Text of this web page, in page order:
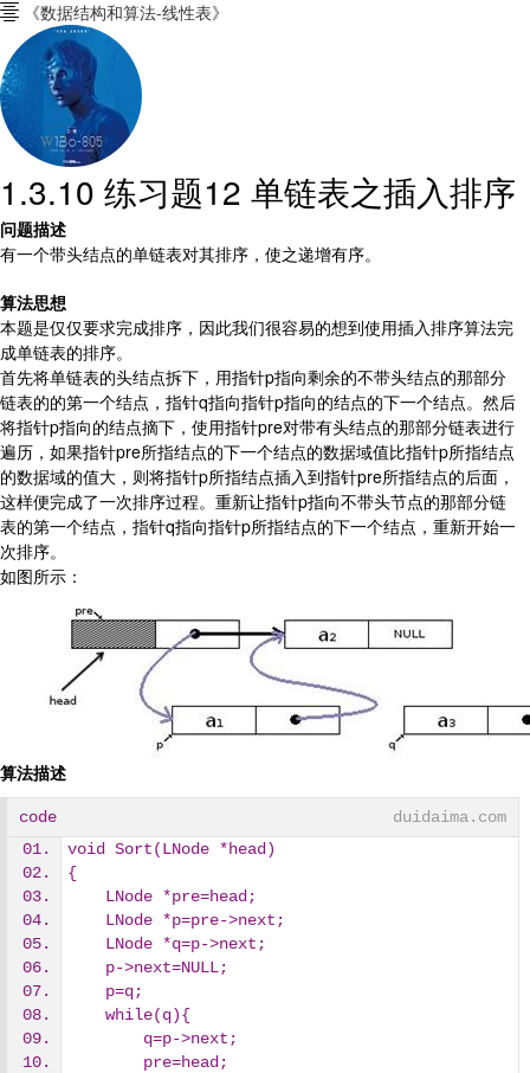
 《数据结构和算法-线性表》
1.3.10 练习题12 单链表之插入排序
问题描述
有一个带头结点的单链表对其排序，使之递增有序。
算法思想
本题是仅仅要求完成排序，因此我们很容易的想到使用插入排序算法完
成单链表的排序。
首先将单链表的头结点拆下，用指针p指向剩余的不带头结点的那部分
链表的的第一个结点，指针q指向指针p指向的结点的下一个结点。然后
将指针p指向的结点摘下，使用指针pre对带有头结点的那部分链表进行
遍历，如果指针pre所指结点的下一个结点的数据域值比指针p所指结点
的数据域的值大，则将指针p所指结点插入到指针pre所指结点的后面，
这样便完成了一次排序过程。重新让指针p指向不带头节点的那部分链
表的第一个结点，指针q指向指针p所指结点的下一个结点，重新开始一
次排序。
如图所示：
算法描述
code
duidaima.com
void Sort(LNode *head)
{
    LNode *pre=head;
    LNode *p=pre->next;
    LNode *q=p->next;
    p->next=NULL;
    p=q;
    while(q){
        q=p->next;
        pre=head;